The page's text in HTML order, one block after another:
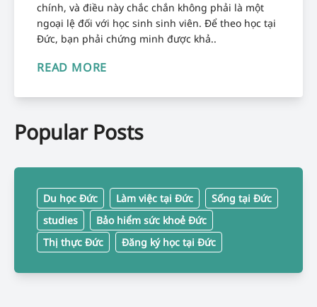
chính, và điều này chắc chắn không phải là một
ngoại lệ đối với học sinh sinh viên. Để theo học tại
Đức, bạn phải chứng minh được khả..
READ MORE
Popular Posts
Du học Đức Làm việc tại Đức
Sống tại Đức
studies
Bảo hiểm sức khoẻ Đức
Thị thực Đức
Đăng ký học tại Đức